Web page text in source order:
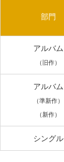
部門
アルバム
（旧作）
アルバム
（準新作）
（新作）
シングル